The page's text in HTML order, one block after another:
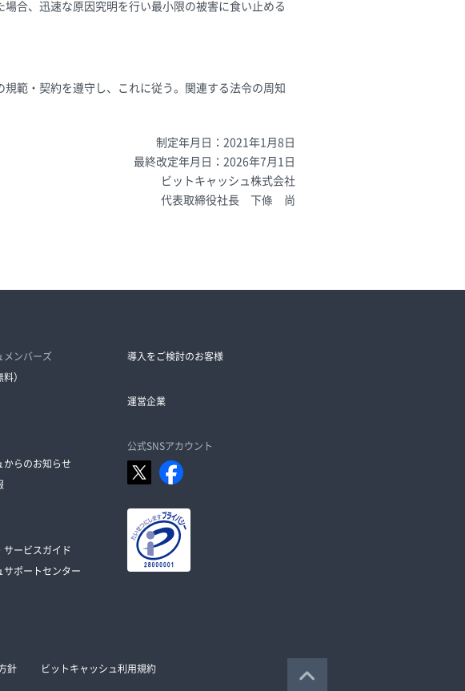
合、迅速な原因究明を行い最小限の被害に食い止める
範・契約を遵守し、これに従う。関連する法令の周知
制定年月日：2021年1月8日
最終改定年月日：2026年7月1日
ビットキャッシュ株式会社
代表取締役社長 下條 尚
メンバーズ
）
からのお知らせ
サービスガイド
サポートセンター
導入をご検討のお客様
運営企業
公式SNSアカウント
針 ビットキャッシュ利用規約